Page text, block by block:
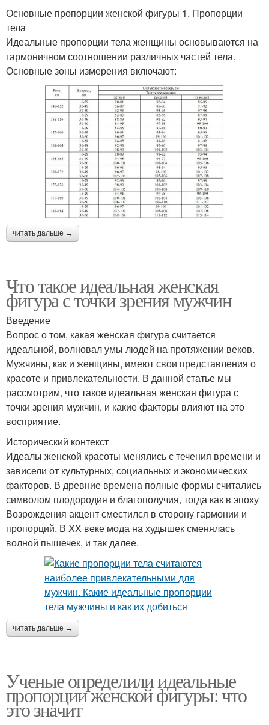
Основные пропорции женской фигуры 1. Пропорции
тела
Идеальные пропорции тела женщины основываются на
гармоничном соотношении различных частей тела.
Основные зоны измерения включают:
читать дальше →
Что такое идеальная женская
фигура с точки зрения мужчин
Введение
Вопрос о том, какая женская фигура считается
идеальной, волновал умы людей на протяжении веков.
Мужчины, как и женщины, имеют свои представления о
красоте и привлекательности. В данной статье мы
рассмотрим, что такое идеальная женская фигура с
точки зрения мужчин, и какие факторы влияют на это
восприятие.
Исторический контекст
Идеалы женской красоты менялись с течения времени и
зависели от культурных, социальных и экономических
факторов. В древние времена полные формы считались
символом плодородия и благополучия, тогда как в эпоху
Возрождения акцент сместился в сторону гармонии и
пропорций. В XX веке мода на худышек сменялась
волной пышечек, и так далее.
читать дальше →
Ученые определили идеальные
пропорции женской фигуры: что
это значит